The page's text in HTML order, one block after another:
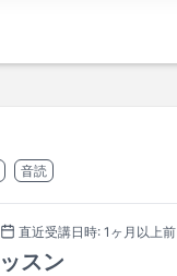
音読
直近受講日時: 1ヶ月以上前
スン